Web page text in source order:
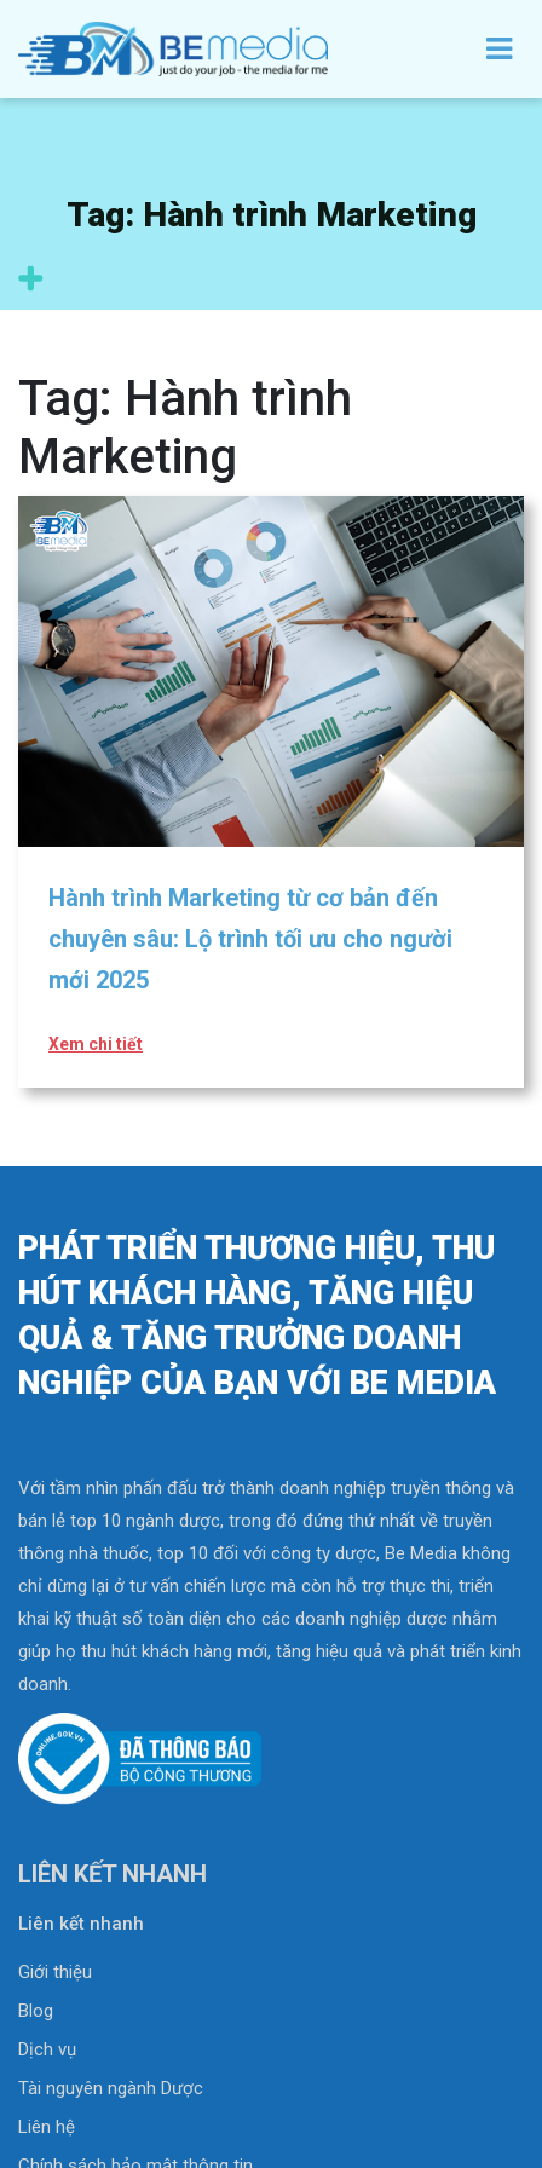
Tag: Hành trình Marketing
Tag: Hành trình
Marketing
Hành trình Marketing từ cơ bản đến
chuyên sâu: Lộ trình tối ưu cho người
mới 2025
Xem chi tiết
PHÁT TRIỂN THƯƠNG HIỆU, THU
HÚT KHÁCH HÀNG, TĂNG HIỆU
QUẢ & TĂNG TRƯỞNG DOANH
NGHIỆP CỦA BẠN VỚI BE MEDIA
Với tầm nhìn phấn đấu trở thành doanh nghiệp truyền thông và
bán lẻ top 10 ngành dược, trong đó đứng thứ nhất về truyền
thông nhà thuốc, top 10 đối với công ty dược, Be Media không
chỉ dừng lại ở tư vấn chiến lược mà còn hỗ trợ thực thi, triển
khai kỹ thuật số toàn diện cho các doanh nghiệp dược nhằm
giúp họ thu hút khách hàng mới, tăng hiệu quả và phát triển kinh
doanh.
LIÊN KẾT NHANH
Liên kết nhanh
Giới thiệu
Blog
Dịch vụ
Tài nguyên ngành Dược
Liên hệ